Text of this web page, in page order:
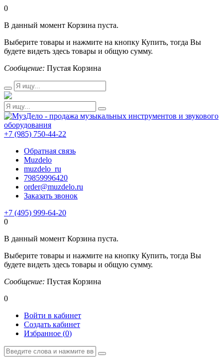
0
В данный момент Корзина пуста.
Выберите товары и нажмите на кнопку Купить, тогда Вы
будете видеть здесь товары и общую сумму.
Сообщение: Пустая Корзина
+7 (985) 750-44-22
Обратная связь
Muzdelo
muzdelo_ru
79859996420
order@muzdelo.ru
Заказать звонок
+7 (495) 999-64-20
0
В данный момент Корзина пуста.
Выберите товары и нажмите на кнопку Купить, тогда Вы
будете видеть здесь товары и общую сумму.
Сообщение: Пустая Корзина
0
Войти в кабинет
Создать кабинет
Избранное (0)